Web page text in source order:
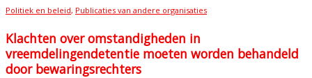
Politiek en beleid, Publicaties van andere organisaties
Klachten over omstandigheden in
vreemdelingendetentie moeten worden behandeld
door bewaringsrechters